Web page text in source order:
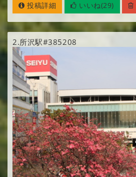
投稿詳細 いいね(29)
2.所沢駅#385208